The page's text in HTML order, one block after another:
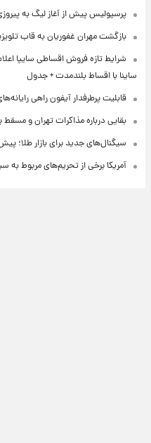
پرسپولیس پیش از آغاز لیگ به
بازگشت مهران غفوریان به قاب
شرایط تازه فروش اقساطی سایپا
ساینا با اقساط بلندمدت + جدول
قابلیت پرطرفدار آیفون راهی
بقایی درباره مذاکرات تهران و
سیگنال‌های جدید برای بازار طلا؛
آمریکا برخی از تحریم‌های مربوط به